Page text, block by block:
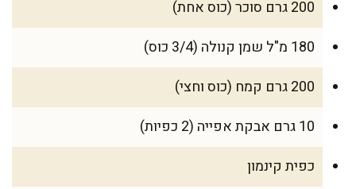
200 גרם סוכר (כוס אחת)
180 מ"ל שמן קנולה (3/4 כוס)
200 גרם קמח (כוס וחצי)
10 גרם אבקת אפייה (2 כפיות)
כפית קינמון